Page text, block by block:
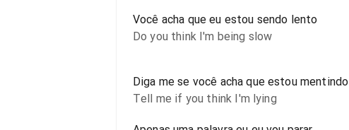
Você acha que eu estou sendo lento
Do you think I'm being slow
Diga me se você acha que estou mentindo
Tell me if you think I'm lying